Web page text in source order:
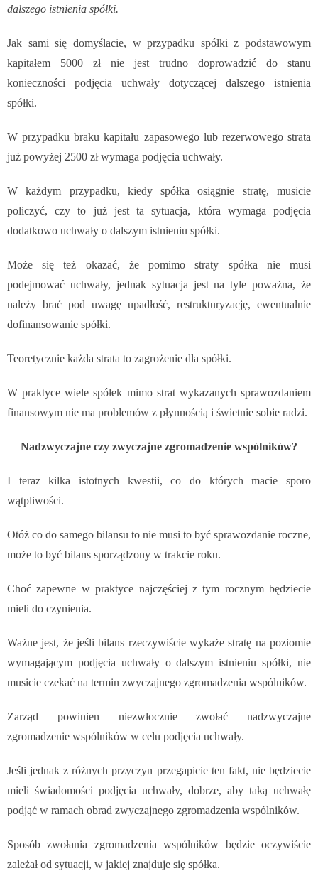
dalszego istnienia spółki.
Jak sami się domyślacie, w przypadku spółki z podstawowym
kapitałem 5000 zł nie jest trudno doprowadzić do stanu
konieczności podjęcia uchwały dotyczącej dalszego istnienia
spółki.
W przypadku braku kapitału zapasowego lub rezerwowego strata
już powyżej 2500 zł wymaga podjęcia uchwały.
W każdym przypadku, kiedy spółka osiągnie stratę, musicie
policzyć, czy to już jest ta sytuacja, która wymaga podjęcia
dodatkowo uchwały o dalszym istnieniu spółki.
Może się też okazać, że pomimo straty spółka nie musi
podejmować uchwały, jednak sytuacja jest na tyle poważna, że
należy brać pod uwagę upadłość, restrukturyzację, ewentualnie
dofinansowanie spółki.
Teoretycznie każda strata to zagrożenie dla spółki.
W praktyce wiele spółek mimo strat wykazanych sprawozdaniem
finansowym nie ma problemów z płynnością i świetnie sobie radzi.
Nadzwyczajne czy zwyczajne zgromadzenie wspólników?
I teraz kilka istotnych kwestii, co do których macie sporo
wątpliwości.
Otóż co do samego bilansu to nie musi to być sprawozdanie roczne,
może to być bilans sporządzony w trakcie roku.
Choć zapewne w praktyce najczęściej z tym rocznym będziecie
mieli do czynienia.
Ważne jest, że jeśli bilans rzeczywiście wykaże stratę na poziomie
wymagającym podjęcia uchwały o dalszym istnieniu spółki, nie
musicie czekać na termin zwyczajnego zgromadzenia wspólników.
Zarząd powinien niezwłocznie zwołać nadzwyczajne
zgromadzenie wspólników w celu podjęcia uchwały.
Jeśli jednak z różnych przyczyn przegapicie ten fakt, nie będziecie
mieli świadomości podjęcia uchwały, dobrze, aby taką uchwałę
podjąć w ramach obrad zwyczajnego zgromadzenia wspólników.
Sposób zwołania zgromadzenia wspólników będzie oczywiście
zależał od sytuacji, w jakiej znajduje się spółka.